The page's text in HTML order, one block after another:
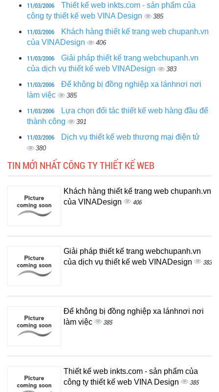
11/03/2006
Thiết kế web inkts.com - sản phẩm của
công ty thiết kế web VINA Design
385
11/03/2006
Khách hàng thiết kế trang web chupanh.vn
của VINADesign
406
11/03/2006
Giải pháp thiết kế trang webchupanh.vn
của dịch vụ thiết kế web VINADesign
383
11/03/2006
Để không bị đồng nghiệp xa lánhnơi nơi
làm việc
385
11/03/2006
Lựa chọn đối tác thiết kế web hàng đầu để
thành công
391
11/03/2006 Dịch vụ thiết kế web thương mại điện tử
380
TIN MỚI NHẤT CÔNG TY THIẾT KẾ WEB
Khách hàng thiết kế trang web chupanh.vn
của VINADesign
406
Giải pháp thiết kế trang webchupanh.vn
của dịch vụ thiết kế web VINADesign
383
Để không bị đồng nghiệp xa lánhnơi nơi
làm việc
385
Thiết kế web inkts.com - sản phẩm của
công ty thiết kế web VINA Design
385